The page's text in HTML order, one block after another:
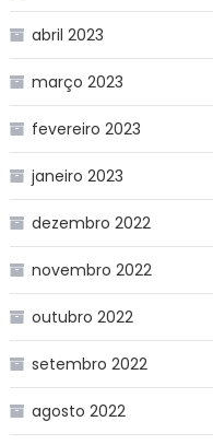
abril 2023
março 2023
fevereiro 2023
janeiro 2023
dezembro 2022
novembro 2022
outubro 2022
setembro 2022
agosto 2022